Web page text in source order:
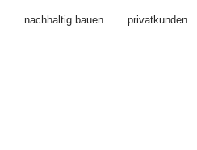
nachhaltig bauen privatkunden